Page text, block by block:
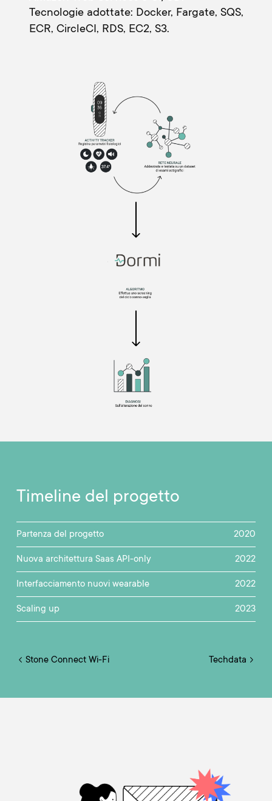
Tecnologie adottate: Docker, Fargate, SQS,
ECR, CircleCI, RDS, EC2, S3.
Timeline del progetto
Partenza del progetto 2020
Nuova architettura Saas API-only 2022
Interfacciamento nuovi wearable 2022
Scaling up 2023
Stone Connect Wi-Fi Techdata